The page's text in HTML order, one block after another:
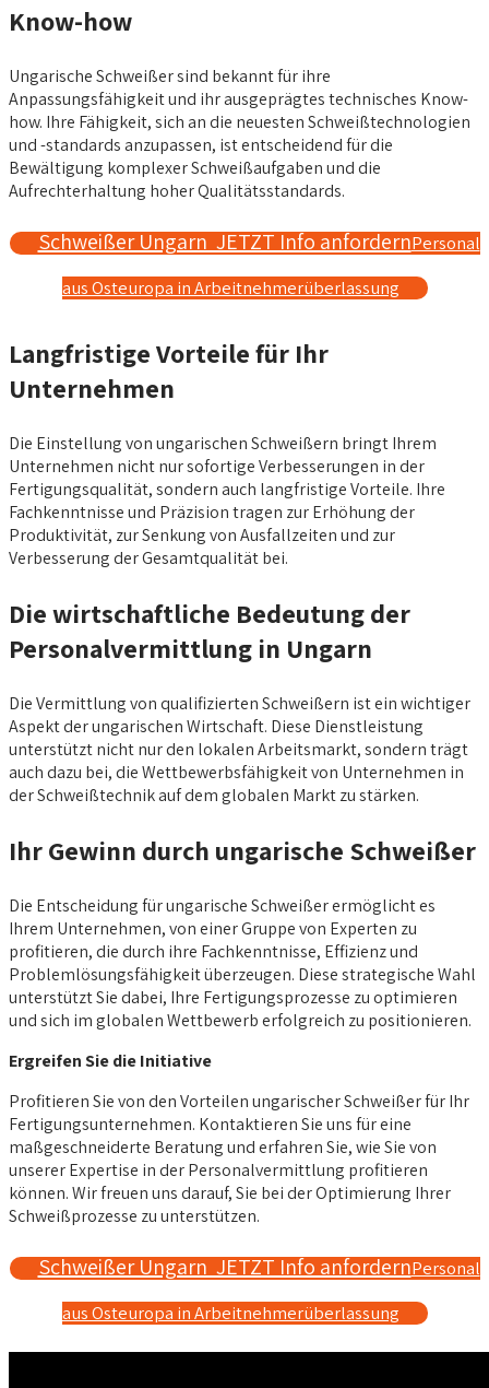
Know-how
Ungarische Schweißer sind bekannt für ihre
Anpassungsfähigkeit und ihr ausgeprägtes technisches Know-
how. Ihre Fähigkeit, sich an die neuesten Schweißtechnologien
und -standards anzupassen, ist entscheidend für die
Bewältigung komplexer Schweißaufgaben und die
Aufrechterhaltung hoher Qualitätsstandards.
Schweißer Ungarn JETZT Info anfordernPersonal
aus Osteuropa in Arbeitnehmerüberlassung
Langfristige Vorteile für Ihr
Unternehmen
Die Einstellung von ungarischen Schweißern bringt Ihrem
Unternehmen nicht nur sofortige Verbesserungen in der
Fertigungsqualität, sondern auch langfristige Vorteile. Ihre
Fachkenntnisse und Präzision tragen zur Erhöhung der
Produktivität, zur Senkung von Ausfallzeiten und zur
Verbesserung der Gesamtqualität bei.
Die wirtschaftliche Bedeutung der
Personalvermittlung in Ungarn
Die Vermittlung von qualifizierten Schweißern ist ein wichtiger
Aspekt der ungarischen Wirtschaft. Diese Dienstleistung
unterstützt nicht nur den lokalen Arbeitsmarkt, sondern trägt
auch dazu bei, die Wettbewerbsfähigkeit von Unternehmen in
der Schweißtechnik auf dem globalen Markt zu stärken.
Ihr Gewinn durch ungarische Schweißer
Die Entscheidung für ungarische Schweißer ermöglicht es
Ihrem Unternehmen, von einer Gruppe von Experten zu
profitieren, die durch ihre Fachkenntnisse, Effizienz und
Problemlösungsfähigkeit überzeugen. Diese strategische Wahl
unterstützt Sie dabei, Ihre Fertigungsprozesse zu optimieren
und sich im globalen Wettbewerb erfolgreich zu positionieren.
Ergreifen Sie die Initiative
Profitieren Sie von den Vorteilen ungarischer Schweißer für Ihr
Fertigungsunternehmen. Kontaktieren Sie uns für eine
maßgeschneiderte Beratung und erfahren Sie, wie Sie von
unserer Expertise in der Personalvermittlung profitieren
können. Wir freuen uns darauf, Sie bei der Optimierung Ihrer
Schweißprozesse zu unterstützen.
Schweißer Ungarn JETZT Info anfordernPersonal
aus Osteuropa in Arbeitnehmerüberlassung